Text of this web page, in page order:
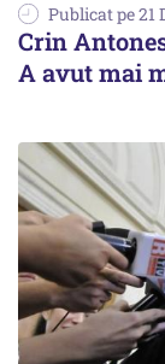
Publicat pe 21
Crin
A avut mai